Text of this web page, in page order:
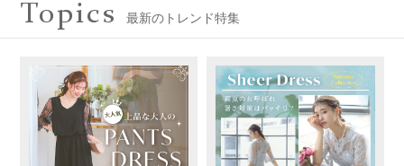
Topics 最新のトレンド特集